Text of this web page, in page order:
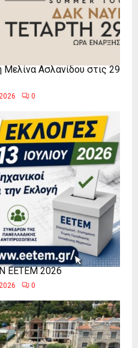
Μελίνα Ασλανίδου στις 29
0
ΕΕΤΕΜ 2026
0